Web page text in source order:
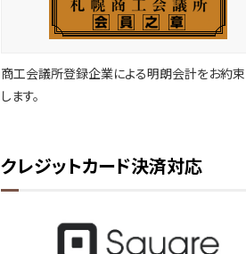
商工会議所登録企業による明朗会計をお約
します。
クレジットカード決済対応